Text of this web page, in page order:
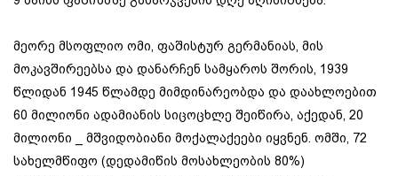
მეორე მსოფლიო ომი, ფაშისტურ გერმანიას, მის
მოკავშირეებსა და დანარჩენ სამყაროს შორის, 1939
წლიდან 1945 წლამდე მიმდინარეობდა და დაახლოებით
60 მილიონი ადამიანის სიცოცხლე შეიწირა, აქედან, 20
მილიონი _ მშვიდობიანი მოქალაქეები იყვნენ. ომში, 72
სახელმწიფო (დედამიწის მოსახლეობის 80%)